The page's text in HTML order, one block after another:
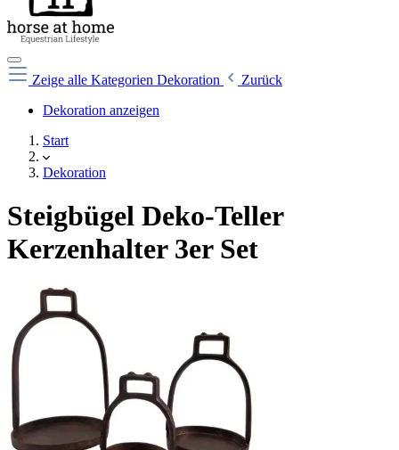
Zeige alle Kategorien Dekoration
Zurück
Dekoration anzeigen
Start
Dekoration
Steigbügel Deko-Teller
Kerzenhalter 3er Set